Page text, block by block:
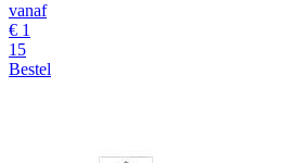
vanaf
€ 1
15
Bestel